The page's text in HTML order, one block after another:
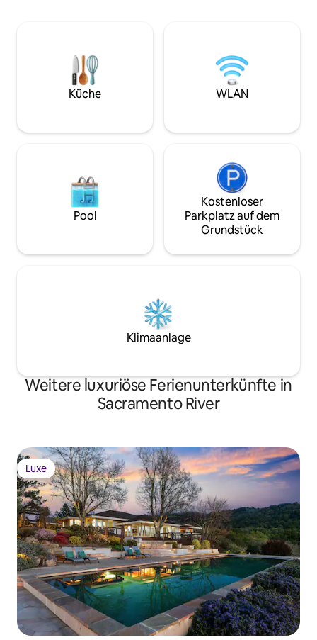
Küche WLAN
Pool
Kostenloser
Parkplatz auf dem
Grundstück
Klimaanlage
Weitere luxuriöse Ferienunterkünfte in
Sacramento River
Luxe
Luxe